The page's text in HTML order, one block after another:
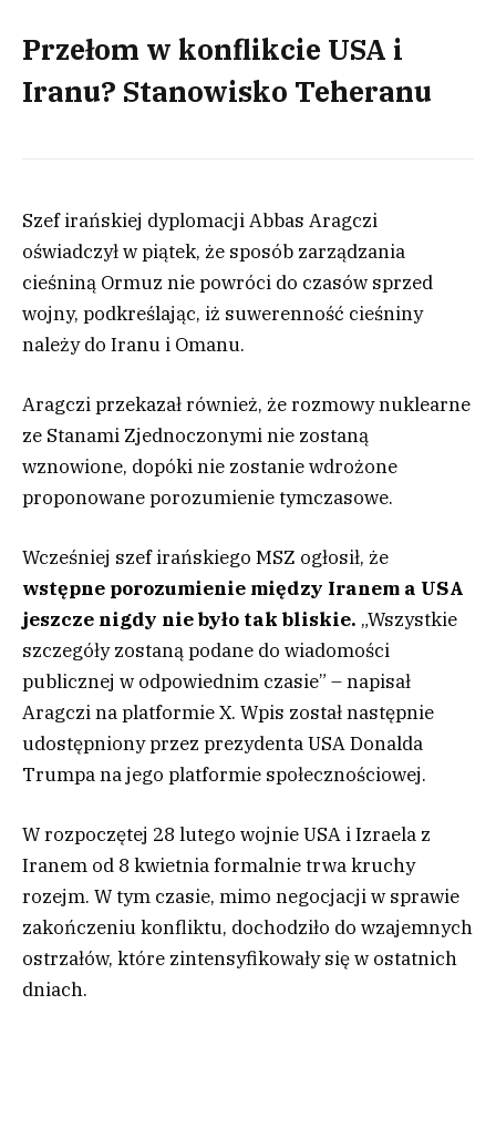
Przełom w konflikcie USA i
Iranu? Stanowisko Teheranu
Szef irańskiej dyplomacji Abbas Aragczi
oświadczył w piątek, że sposób zarządzania
cieśniną Ormuz nie powróci do czasów sprzed
wojny, podkreślając, iż suwerenność cieśniny
należy do Iranu i Omanu.
Aragczi przekazał również, że rozmowy nuklearne
ze Stanami Zjednoczonymi nie zostaną
wznowione, dopóki nie zostanie wdrożone
proponowane porozumienie tymczasowe.
Wcześniej szef irańskiego MSZ ogłosił, że
wstępne porozumienie między Iranem a USA
jeszcze nigdy nie było tak bliskie. „Wszystkie
szczegóły zostaną podane do wiadomości
publicznej w odpowiednim czasie” – napisał
Aragczi na platformie X. Wpis został następnie
udostępniony przez prezydenta USA Donalda
Trumpa na jego platformie społecznościowej.
W rozpoczętej 28 lutego wojnie USA i Izraela z
Iranem od 8 kwietnia formalnie trwa kruchy
rozejm. W tym czasie, mimo negocjacji w sprawie
zakończeniu konfliktu, dochodziło do wzajemnych
ostrzałów, które zintensyfikowały się w ostatnich
dniach.